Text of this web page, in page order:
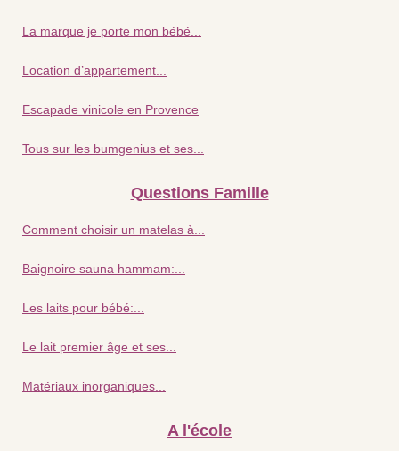
La marque je porte mon bébé...
Location d’appartement...
Escapade vinicole en Provence
Tous sur les bumgenius et ses...
Questions Famille
Comment choisir un matelas à...
Baignoire sauna hammam:...
Les laits pour bébé:...
Le lait premier âge et ses...
Matériaux inorganiques...
A l'école